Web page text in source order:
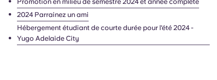
2024 Parrainez un ami
Hébergement étudiant de courte durée pour l'été 2024 -
Yugo Adelaide City